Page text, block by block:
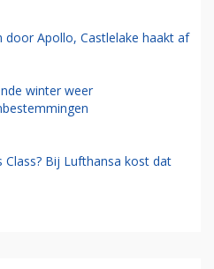
Apollo, Castlelake haakt af
winter weer
Bij Lufthansa kost dat